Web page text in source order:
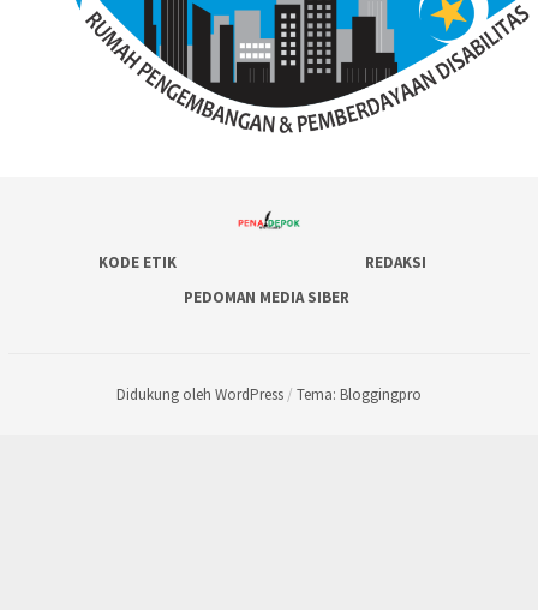
KODE ETIK
REDAKSI
PEDOMAN MEDIA SIBER
Didukung oleh WordPress / Tema: Bloggingpro